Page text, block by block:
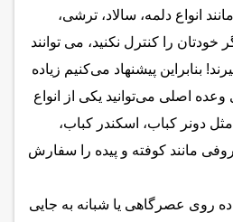
انواع دلمه، سالاد، ترشی،
را کنترل نکنید، می توانند
بنابراین پیشنهاد می‌کنیم زیاده
اصلی می‌توانید یکی از انواع
دونر کباب، اسکندر کباب،
مانند کوفته و پیده را سفارش
روی عصرگاهی یا شبانه به جایی